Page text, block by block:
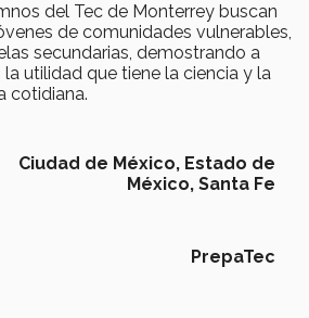
del Tec de Monterrey buscan
de comunidades vulnerables,
secundarias, demostrando a
utilidad que tiene la ciencia y la
cotidiana.
Ciudad de México, Estado de
México, Santa Fe
PrepaTec